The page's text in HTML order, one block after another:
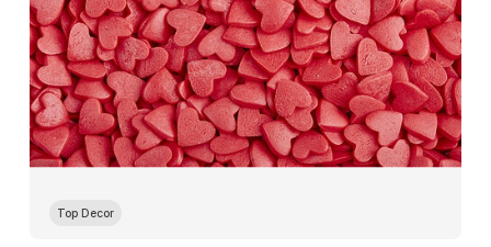
Top Decor